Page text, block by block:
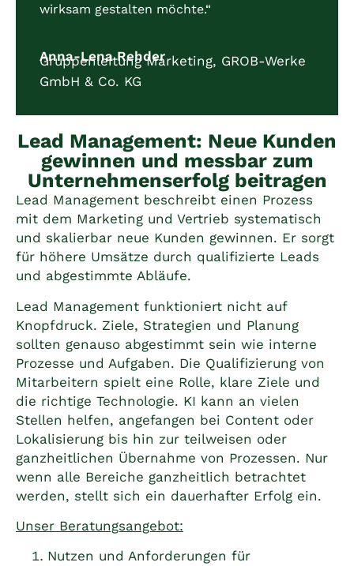
wirksam gestalten möchte.“
Anna-Lena Rehder
Gruppenleitung Marketing, GROB-Werke
GmbH & Co. KG
Lead Management: Neue Kunden
gewinnen und messbar zum
Unternehmenserfolg beitragen
Lead Management beschreibt einen Prozess
mit dem Marketing und Vertrieb systematisch
und skalierbar neue Kunden gewinnen. Er sorgt
für höhere Umsätze durch qualifizierte Leads
und abgestimmte Abläufe.
Lead Management funktioniert nicht auf
Knopfdruck. Ziele, Strategien und Planung
sollten genauso abgestimmt sein wie interne
Prozesse und Aufgaben. Die Qualifizierung von
Mitarbeitern spielt eine Rolle, klare Ziele und
die richtige Technologie. KI kann an vielen
Stellen helfen, angefangen bei Content oder
Lokalisierung bis hin zur teilweisen oder
ganzheitlichen Übernahme von Prozessen. Nur
wenn alle Bereiche ganzheitlich betrachtet
werden, stellt sich ein dauerhafter Erfolg ein.
Unser Beratungsangebot:
Nutzen und Anforderungen für